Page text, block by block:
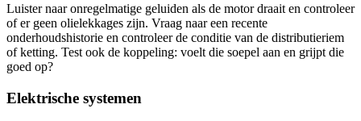
Luister naar onregelmatige geluiden als de motor draait en controleer
of er geen olielekkages zijn. Vraag naar een recente
onderhoudshistorie en controleer de conditie van de distributieriem
of ketting. Test ook de koppeling: voelt die soepel aan en grijpt die
goed op?
Elektrische systemen